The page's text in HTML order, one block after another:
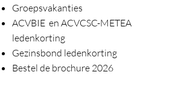
Groepsvakanties
ACVBIE en ACVCSC-METEA
ledenkorting
Gezinsbond ledenkorting
Bestel de brochure 2026